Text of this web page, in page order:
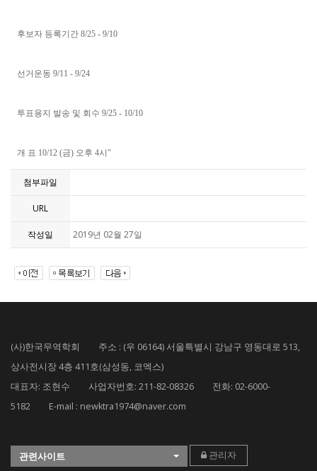
후보자 등록기간 8/25 - 9/10
선거운동 9/11 - 9/24
투표용지 발송 및 회수 9/25 - 10/10
개 표 10/12 (금) 오후 4시"
첨부파일
URL
작성일 2019년 02월 27일
(사)한국무역학회 주소 : (우 06164) 서울특별시 강남구 영동대로 513,
상사전시장 4층 411호(삼성동, 코엑스)
대표자: 조현수 사업자번호: 211-82-08326 전화: 02-6000-
5182 E-mail : newktra1974@naver.com
관련사이트 관리자